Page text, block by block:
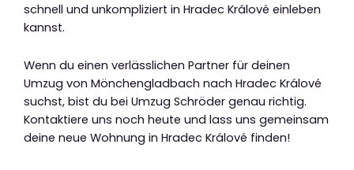
schnell und unkompliziert in Hradec Králové einleben
kannst.
Wenn du einen verlässlichen Partner für deinen
Umzug von Mönchengladbach nach Hradec Králové
suchst, bist du bei Umzug Schröder genau richtig.
Kontaktiere uns noch heute und lass uns gemeinsam
deine neue Wohnung in Hradec Králové finden!